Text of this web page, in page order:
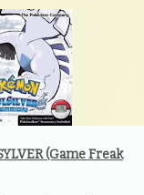
(Game Freak